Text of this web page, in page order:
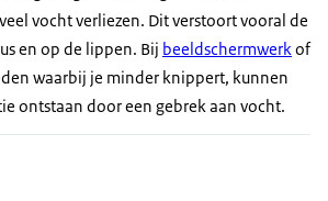
vocht verliezen. Dit verstoort vooral de
en op de lippen. Bij beeldschermwerk of
waarbij je minder knippert, kunnen
ontstaan door een gebrek aan vocht.